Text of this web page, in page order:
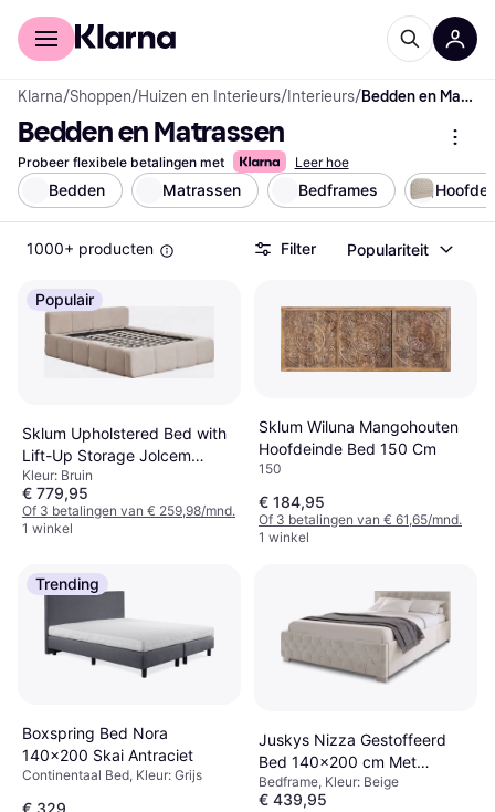
Voor shoppers
Klarna/Shoppen/Huizen en Interieurs/ Interieurs/ Bedden en Matrassen
Bedden en Matrassen
Probeer flexibele betalingen met Leer hoe
Bedden Matrassen Bedframes
1000+ producten Filter Populariteit
Populair
Sklum Upholstered Bed with
Lift-Up Storage Jolcem
Brown 180 x 200 cm
Kleur: Bruin
€ 779,95
Of 3 betalingen van € 259,98/mnd.
1 winkel
Sklum Wiluna Mangohouten
Hoofdeinde Bed 150 Cm
150
€ 184,95
Of 3 betalingen van € 61,65/mnd.
1 winkel
Trending
Boxspring Bed Nora
140x200 Skai Antraciet
Continentaal Bed, Kleur: Grijs
€ 329
Juskys Nizza Gestoffeerd
Bed 140x200 cm Met
Lattenbodem Kist
Ledverlichting
Bedframe, Kleur: Beige
€ 439,95